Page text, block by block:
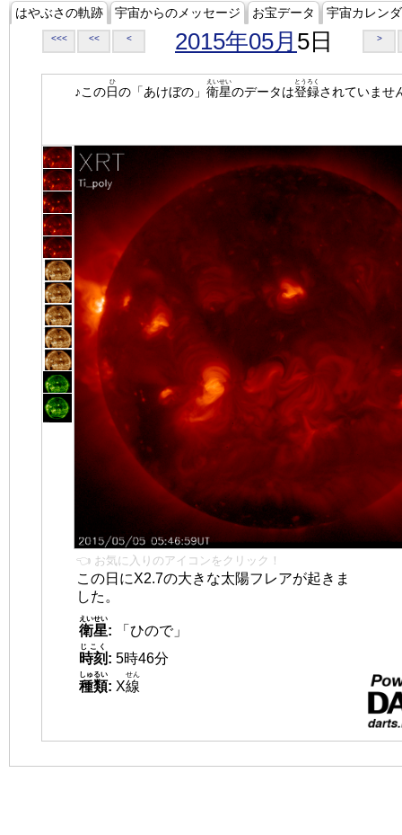
はやぶさの軌跡 宇宙からのメッセージ お宝データ 宇宙カレン
<<< << < 2015年05月 5日 >
♪この日
ひ
の「あけぼの」 衛星
えいせい
のデータは登録
とうろく
されていませ
👈 お気に入りのアイコンをクリック！
この日にX2.7の大きな太陽フレアが起きま
した。
衛星
えいせい
:
「ひので」
時刻
じこく
: 5時46分
種類
しゅるい
: X線
せん